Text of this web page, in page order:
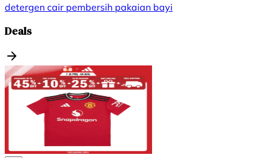
detergen cair pembersih pakaian bayi
Deals